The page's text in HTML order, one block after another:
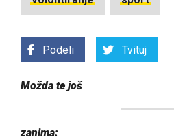
Podeli Tvituj
Možda te još
zanima: